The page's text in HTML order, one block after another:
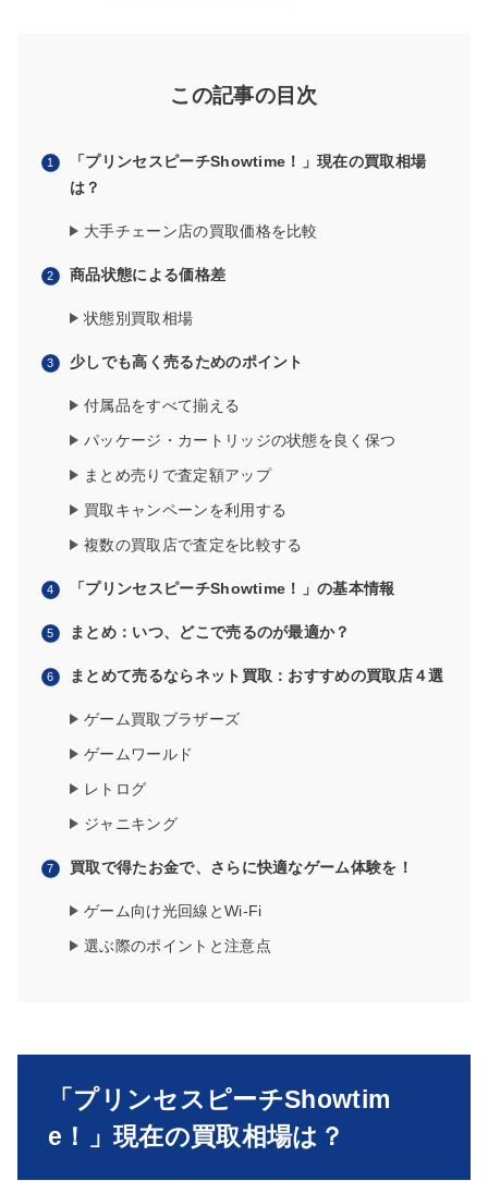
この記事の目次
「プリンセスピーチShowtime！」現在の買取相場
は？
大手チェーン店の買取価格を比較
商品状態による価格差
状態別買取相場
少しでも高く売るためのポイント
付属品をすべて揃える
パッケージ・カートリッジの状態を良く保つ
まとめ売りで査定額アップ
買取キャンペーンを利用する
複数の買取店で査定を比較する
「プリンセスピーチShowtime！」の基本情報
まとめ：いつ、どこで売るのが最適か？
まとめて売るならネット買取：おすすめの買取店４選
ゲーム買取ブラザーズ
ゲームワールド
レトログ
ジャニキング
買取で得たお金で、さらに快適なゲーム体験を！
ゲーム向け光回線とWi-Fi
選ぶ際のポイントと注意点
「プリンセスピーチShowtim
e！」現在の買取相場は？